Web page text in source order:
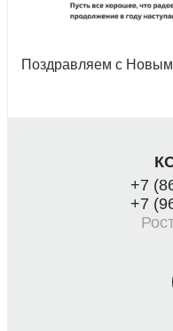
Поздравляем с
+7
+7